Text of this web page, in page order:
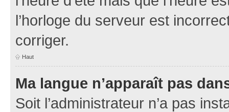
l’horloge du serveur est
corriger.
Haut
Ma langue n’apparaît pas
Soit l’administrateur n’a pas